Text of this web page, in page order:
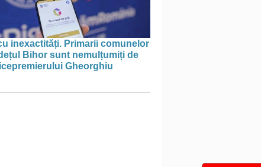
inexactități. Primarii comunelor
Bihor sunt nemulțumiți de
Gheorghiu